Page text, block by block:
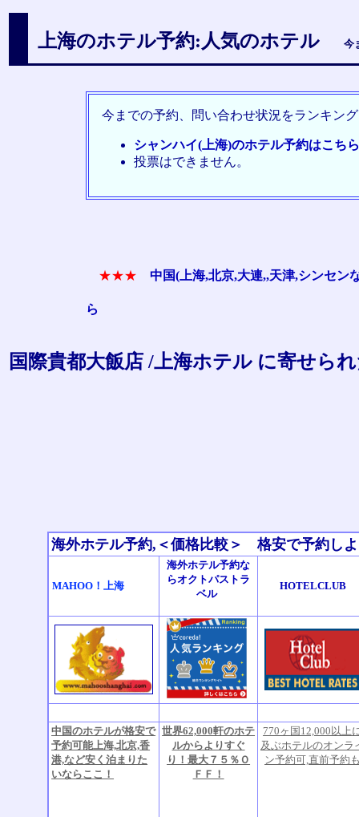
上海のホテル予約:人気のホテル今
今までの予約、問い合わせ状況をランキン
シャンハイ(上海)のホテル予約はこち
投票はできません。
★★★ 中国(上海,北京,大連,,天津,シンセン
ら
国際貴都大飯店 /上海ホテル に寄せら
海外ホテル予約,＜価格比較＞ 格安で予約し
MAHOO！上海
海外ホテル予約な
らオクトパストラ
ベル
HOTELCLUB
中国のホテルが格安で
予約可能上海,北京,香
港,など安く泊まりた
いならここ！
世界62,000軒のホテ
ルからよりすぐ
り！最大７５％Ｏ
ＦＦ！
770ヶ国12,000以上
及ぶホテルのオンラ
ン予約可,直前予約